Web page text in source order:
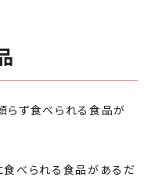
らず食べられる食品が
食べられる食品があるだ